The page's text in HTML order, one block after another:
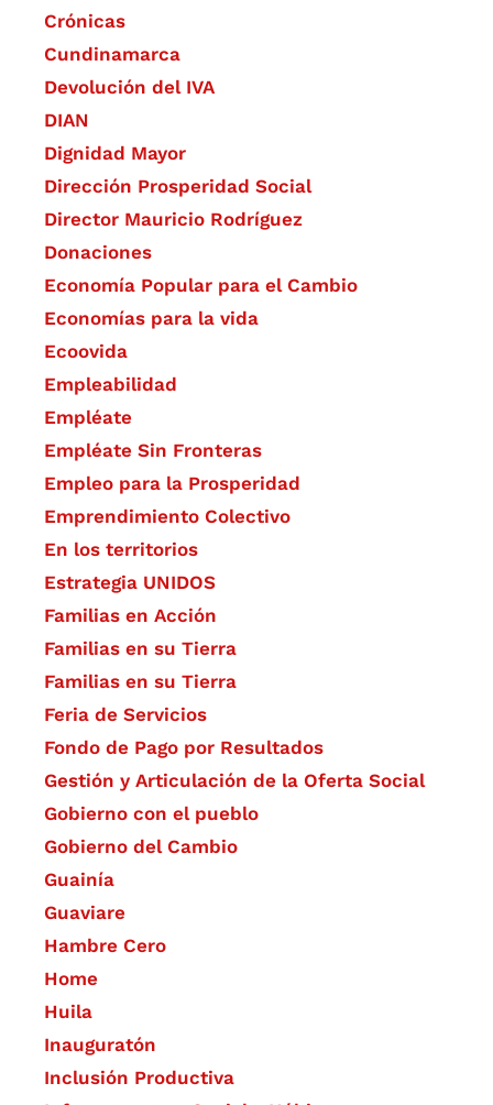
Crónicas
Cundinamarca
Devolución del IVA
DIAN
Dignidad Mayor
Dirección Prosperidad Social
Director Mauricio Rodríguez
Donaciones
Economía Popular para el Cambio
Economías para la vida
Ecoovida
Empleabilidad
Empléate
Empléate Sin Fronteras
Empleo para la Prosperidad
Emprendimiento Colectivo
En los territorios
Estrategia UNIDOS
Familias en Acción
Familias en su Tierra
Familias en su Tierra
Feria de Servicios
Fondo de Pago por Resultados
Gestión y Articulación de la Oferta Social
Gobierno con el pueblo
Gobierno del Cambio
Guainía
Guaviare
Hambre Cero
Home
Huila
Inauguratón
Inclusión Productiva